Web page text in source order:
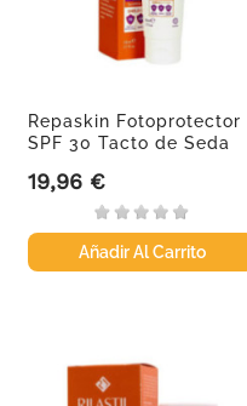
Repaskin Fotoprotector
SPF 30 Tacto de Seda
Precio
19,96 €
Añadir Al Carrito